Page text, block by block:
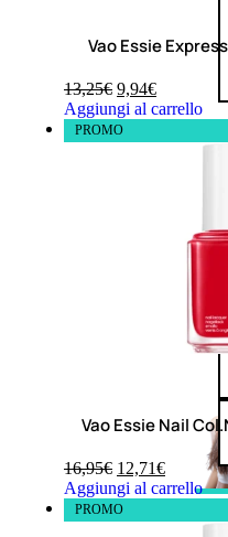
Vao Essie
13,25€ 9,94€
Aggiungi al carrello
PROMO
Vao Essie Nail
16,95€ 12,71€
Aggiungi al carrello
PROMO